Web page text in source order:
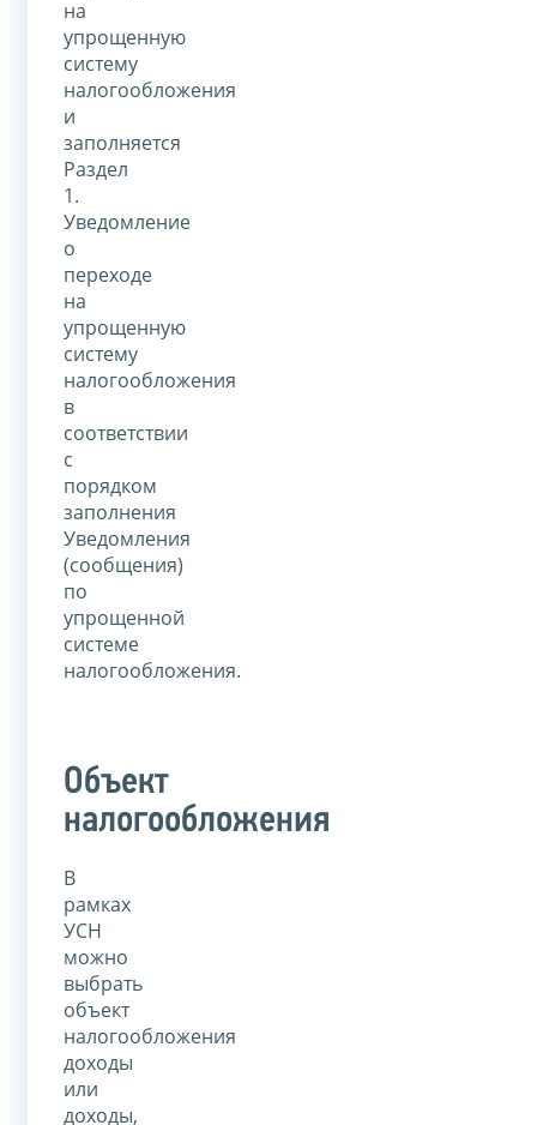
на
упрощенную
систему
налогообложения
и
заполняется
Раздел
1.
Уведомление
о
переходе
на
упрощенную
систему
налогообложения
в
соответствии
с
порядком
заполнения
Уведомления
(сообщения)
по
упрощенной
системе
налогообложения.
Объект
налогообложения
В
рамках
УСН
можно
выбрать
объект
налогообложения
доходы
или
доходы,